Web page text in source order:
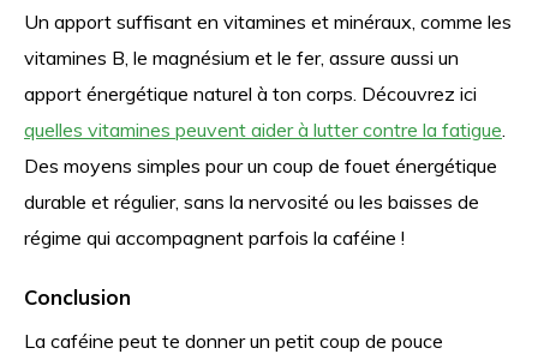
Un apport suffisant en vitamines et minéraux, comme les
vitamines B, le magnésium et le fer, assure aussi un
apport énergétique naturel à ton corps. Découvrez ici
quelles vitamines peuvent aider à lutter contre la fatigue
Des moyens simples pour un coup de fouet énergétique
durable et régulier, sans la nervosité ou les baisses de
régime qui accompagnent parfois la caféine !
Conclusion
La caféine peut te donner un petit coup de pouce